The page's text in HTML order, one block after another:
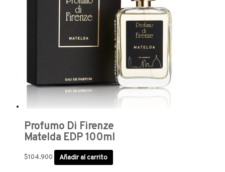
Profumo Di Firenze
Matelda EDP 100ml
$104.900 Añadir al carrito